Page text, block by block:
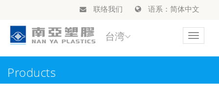
联络我们 语系：简体中文
Toggle
台湾
Products